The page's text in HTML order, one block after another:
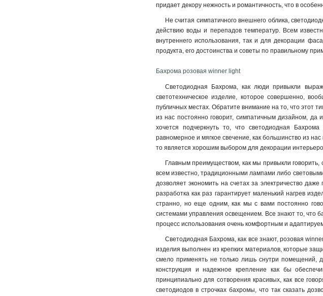
придает декору нежность и романтичность, что в
Не считая симпатичного внешнего облика,
действию воды и перепадов температур. Всем
внутреннего использования, так и для декорации
продукта, его достоинства и советы по правильному
Бахрома розовая winner light
Светодиодная Бахрома, как люди привыкли
светотехническое изделие, которое совершенно,
публичных местах. Обратите внимание на то, что этот
из нас постоянно говорит, симпатичным дизайном, да
хочется подчеркнуть то, что светодиодная
равномерное и мягкое свечение, как большинство из
то является хорошим выбором для декорации
Главным преимуществом, как мы привыкли
всем известно, традиционными лампами либо
дозволяет экономить на счетах за электричество
разработка как раз гарантирует маленький нагрев
странно, но еще одним, как мы с вами постоянно
системами управления освещением. Все знают то, что
процесс использования очень комфортным и
Светодиодная Бахрома, как все знают, розовая
изделия выполнен из крепких материалов, которые
смело применять не только лишь снутри помещений,
конструкция и надежное крепление как бы
принципиально для сотворения красивых, как все
светодиодов в строчках бахромы, что так сказать